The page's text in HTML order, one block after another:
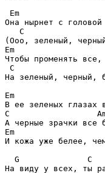
Em
Она нырнет с
С
Em
Чтобы променять
С
На зеленый, черный,
Em
С
Em
И кожа уже белее,
G              С